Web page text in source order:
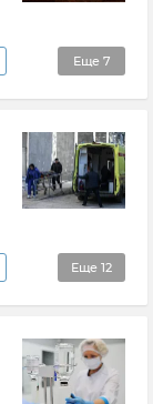
Еще 7
Еще 12